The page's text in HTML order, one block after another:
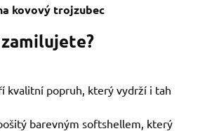
kovový trojzubec
kvalitní popruh, který vydrží i tah
barevným softshellem, který